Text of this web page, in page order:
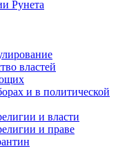
Рунета
властей
и в политической
и власти
и праве